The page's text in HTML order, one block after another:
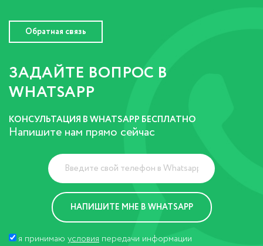
Обратная связь
ЗАДАЙТЕ ВОПРОС В
WHATSAPP
КОНСУЛЬТАЦИЯ В WHATSAPP БЕСПЛАТНО
Напишите нам прямо сейчас
я принимаю условия передачи информации